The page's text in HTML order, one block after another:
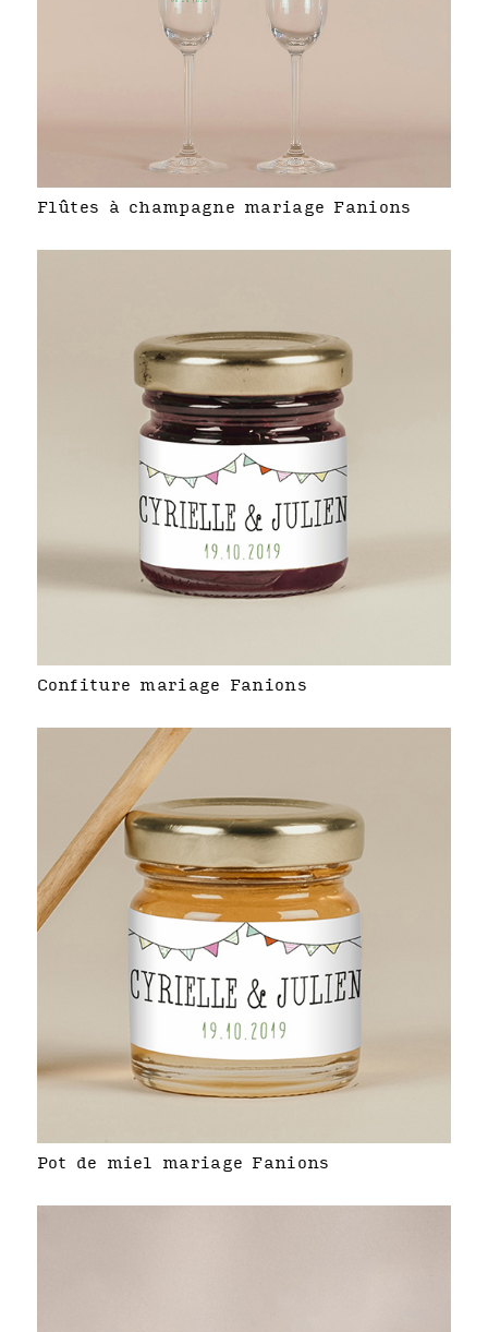
Flûtes à champagne mariage Fanions
Confiture mariage Fanions
Pot de miel mariage Fanions